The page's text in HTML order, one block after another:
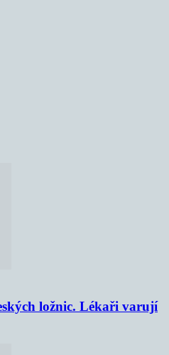
ložnic. Lékaři varují